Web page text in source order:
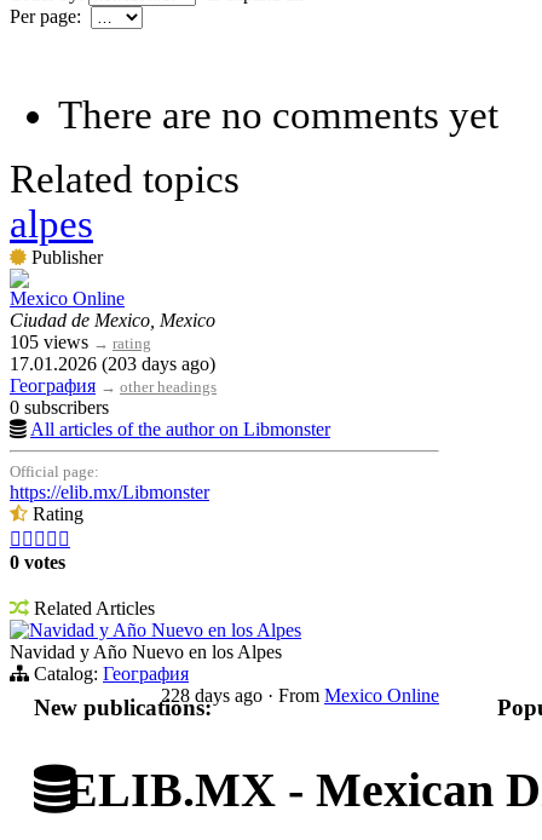
Per page:
There are no comments yet
Related topics
alpes
Publisher
Mexico Online
Ciudad de Mexico, Mexico
105 views → rating
17.01.2026 (203 days ago)
География → other headings
0 subscribers
All articles of the author on Libmonster
Official page:
https://elib.mx/Libmonster
Rating
    
0 votes
Related Articles
Navidad y Año Nuevo en los Alpes
Navidad y Año Nuevo en los Alpes
Catalog: География
228 days ago · From Mexico Online
New publications:
ELIB.MX - Mexican